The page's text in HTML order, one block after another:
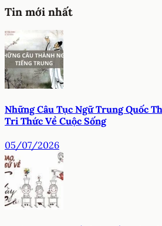
Tin mới nhất
Những Câu Tục Ngữ Trung Quốc
Tri Thức Về Cuộc Sống
05/07/2026